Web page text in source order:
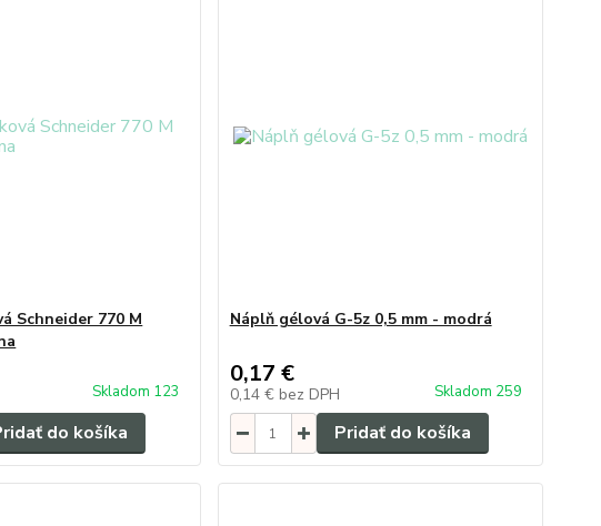
Schneider 770 M
Skladom 123
do košíka
Náplň gélová G-5z 0,5 mm - modrá
0,17 €
0,14 € bez DPH Skladom 259
Pridať do košíka